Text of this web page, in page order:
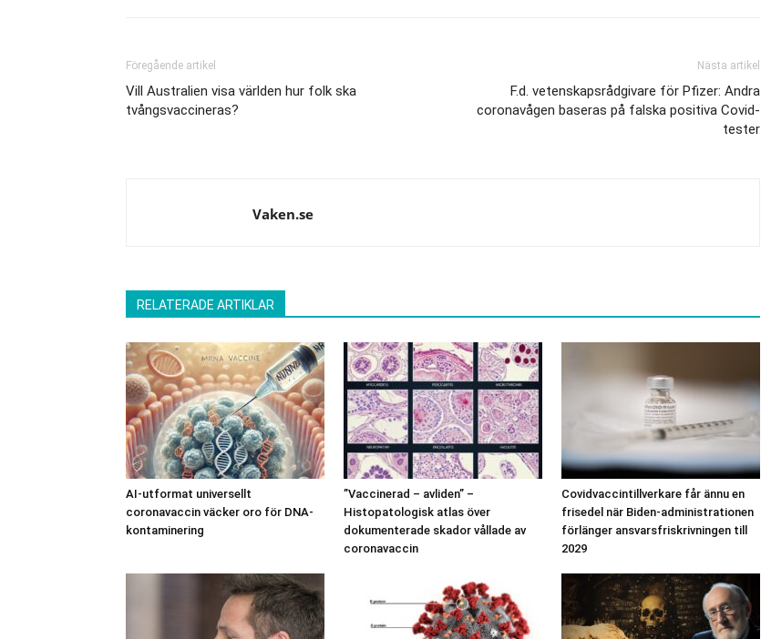
Föregående artikel
Vill Australien visa världen hur folk ska
tvångsvaccineras?
Nästa artikel
F.d. vetenskapsrådgivare för Pfizer: Andra
coronavågen baseras på falska positiva Covid-
tester
Vaken.se
RELATERADE ARTIKLAR
AI-utformat universellt
coronavaccin väcker oro för DNA-
kontaminering
”Vaccinerad – avliden” –
Histopatologisk atlas över
dokumenterade skador vållade av
coronavaccin
Covidvaccintillverkare får ännu en
frisedel när Biden-administrationen
förlänger ansvarsfriskrivningen till
2029